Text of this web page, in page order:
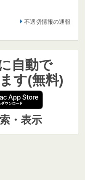
不適切情報の通報
自動で
す(無料)
・表示